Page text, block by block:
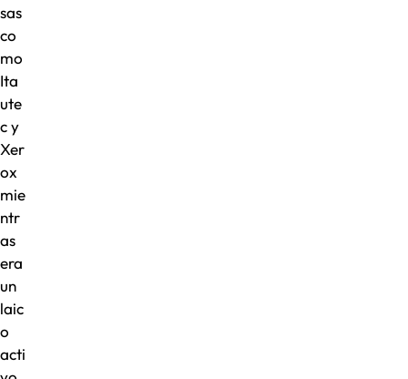
sas
co
mo
Ita
ute
c y
Xer
ox
mie
ntr
as
era
un
laic
o
acti